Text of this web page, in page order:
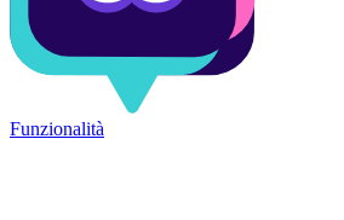
Funzionalità